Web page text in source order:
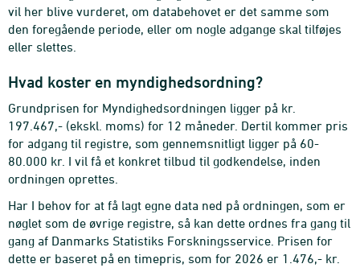
vil her blive vurderet, om databehovet er det samme som
den foregående periode, eller om nogle adgange skal tilføjes
eller slettes.
Hvad koster en myndighedsordning?
Grundprisen for Myndighedsordningen ligger på kr.
197.467,- (ekskl. moms) for 12 måneder. Dertil kommer pris
for adgang til registre, som gennemsnitligt ligger på 60-
80.000 kr. I vil få et konkret tilbud til godkendelse, inden
ordningen oprettes.
Har I behov for at få lagt egne data ned på ordningen, som er
nøglet som de øvrige registre, så kan dette ordnes fra gang til
gang af Danmarks Statistiks Forskningsservice. Prisen for
dette er baseret på en timepris, som for 2026 er 1.476,- kr.